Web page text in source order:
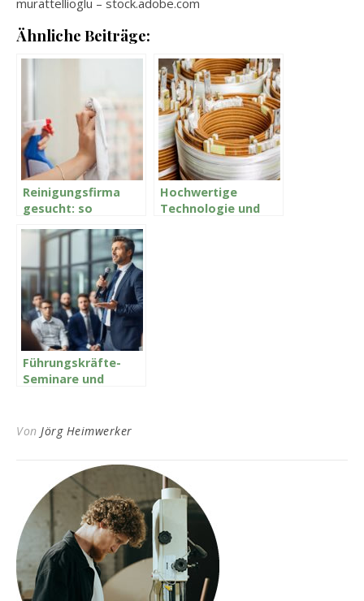
murattellioglu – stock.adobe.com
Ähnliche Beiträge:
Reinigungsfirma
gesucht: so
seriösen Anbieter
Hochwertige
Technologie und
Führungskräfte-
Seminare und
Von Jörg Heimwerker